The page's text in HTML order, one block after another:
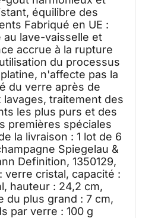
équilibre des
Fabriqué en UE :
au lave-vaisselle et
accrue à la rupture
du processus
n'affecte pas la
du verre après de
lavages, traitement des
les plus purs et des
premières spéciales
la livraison : 1 lot de 6
Spiegelau &
Definition, 1350129,
verre cristal, capacité :
hauteur : 24,2 cm,
du plus grand : 7 cm,
par verre : 100 g